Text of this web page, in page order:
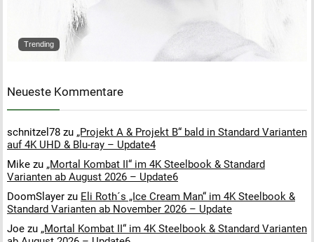
Trending
Neueste Kommentare
schnitzel78 zu „Projekt A & Projekt B“ bald in Standard Varianten
auf 4K UHD & Blu-ray – Update4
Mike zu „Mortal Kombat II“ im 4K Steelbook & Standard
Varianten ab August 2026 – Update6
DoomSlayer zu Eli Roth´s „Ice Cream Man“ im 4K Steelbook &
Standard Varianten ab November 2026 – Update
Joe zu „Mortal Kombat II“ im 4K Steelbook & Standard Varianten